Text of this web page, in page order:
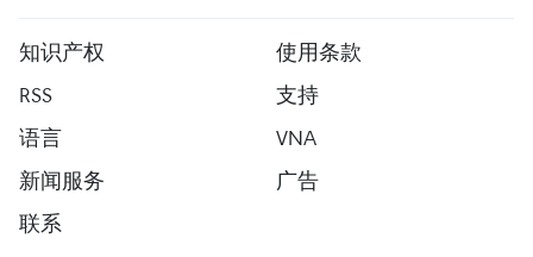
知识产权
使用条款
RSS
支持
语言
VNA
新闻服务
广告
联系